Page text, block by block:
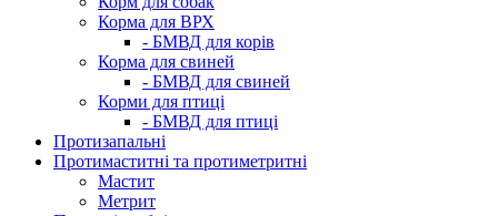
Корма для ВРХ
- БМВД для корів
Корма для свиней
- БМВД для свиней
Корми для птиці
- БМВД для птиці
Протизапальні
Протимаститні та протиметритні
Мастит
Метрит